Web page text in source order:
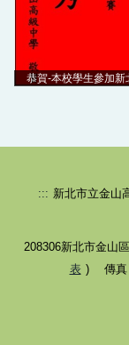
恭賀-本校學生參加
::: 新北市立金山
208306新北市金山
表 ) 傳真